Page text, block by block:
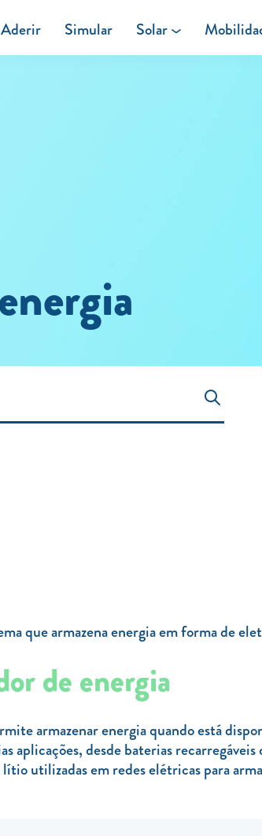
Aderir Simular Solar
que armazena energia em forma de
de energia
armazenar energia quando está
aplicações, desde baterias
utilizadas em redes elétricas para